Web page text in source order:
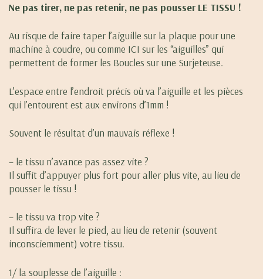
Ne pas tirer, ne pas retenir, ne pas pousser LE TISSU !
Au risque de faire taper l’aiguille sur la plaque pour une
machine à coudre, ou comme ICI sur les “aiguilles” qui
permettent de former les Boucles sur une Surjeteuse.
L’espace entre l’endroit précis où va l’aiguille et les pièces
qui l’entourent est aux environs d’1mm !
Souvent le résultat d’un mauvais réflexe !
– le tissu n’avance pas assez vite ?
Il suffit d’appuyer plus fort pour aller plus vite, au lieu de
pousser le tissu !
– le tissu va trop vite ?
Il suffira de lever le pied, au lieu de retenir (souvent
inconsciemment) votre tissu.
1/ la souplesse de l’aiguille :